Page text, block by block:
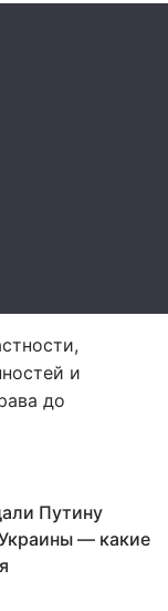
и
до
Путину
— какие